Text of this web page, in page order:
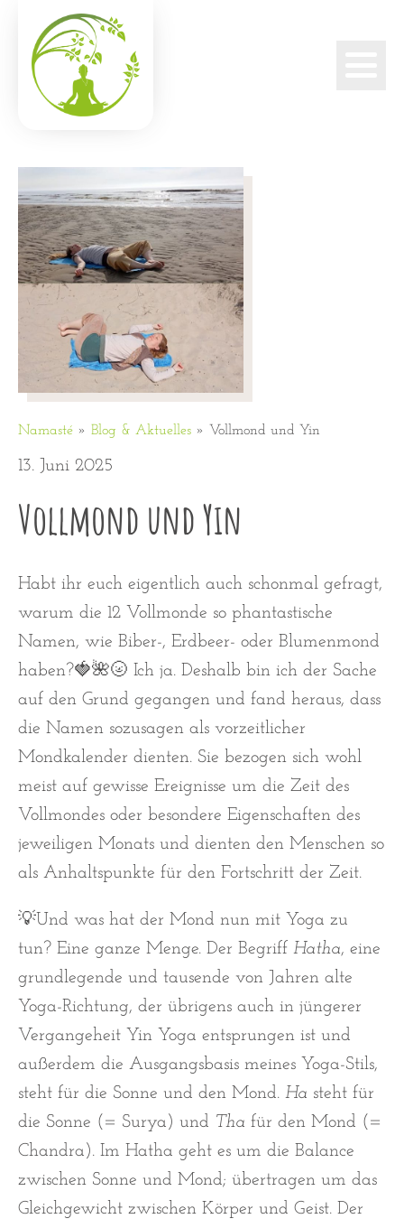
Namasté » Blog & Aktuelles » Vollmond und Yin
13. Juni 2025
Vollmond und Yin
Habt ihr euch eigentlich auch schonmal gefragt,
warum die 12 Vollmonde so phantastische
Namen, wie Biber-, Erdbeer- oder Blumenmond
haben?🍓🌺🌝 Ich ja. Deshalb bin ich der Sache
auf den Grund gegangen und fand heraus, dass
die Namen sozusagen als vorzeitlicher
Mondkalender dienten. Sie bezogen sich wohl
meist auf gewisse Ereignisse um die Zeit des
Vollmondes oder besondere Eigenschaften des
jeweiligen Monats und dienten den Menschen so
als Anhaltspunkte für den Fortschritt der Zeit.
💡Und was hat der Mond nun mit Yoga zu
tun? Eine ganze Menge. Der Begriff Hatha, eine
grundlegende und tausende von Jahren alte
Yoga-Richtung, der übrigens auch in jüngerer
Vergangeheit Yin Yoga entsprungen ist und
außerdem die Ausgangsbasis meines Yoga-Stils,
steht für die Sonne und den Mond. Ha steht für
die Sonne (= Surya) und Tha für den Mond (=
Chandra). Im Hatha geht es um die Balance
zwischen Sonne und Mond; übertragen um das
Gleichgewicht zwischen Körper und Geist. Der